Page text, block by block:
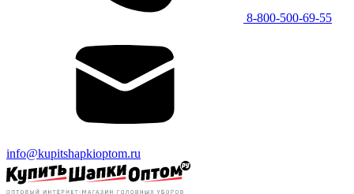
8-800-500-69-55
info@kupitshapkioptom.ru